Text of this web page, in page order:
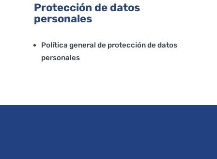
Protección de datos
personales
Política general de protección de datos
personales